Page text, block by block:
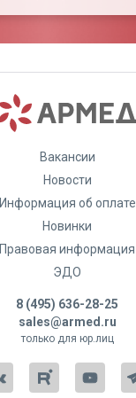
Вакансии
Новости
Информация об оплате
Новинки
Правовая информация
ЭДО
8 (495) 636-28-25
sales@armed.ru
только для юр.лиц